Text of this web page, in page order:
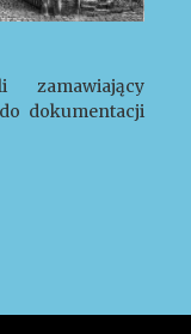
dokumentacji